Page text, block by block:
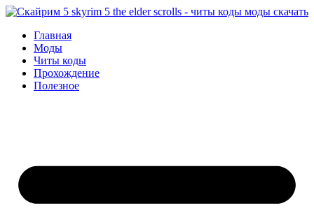
Перейти
содержимому
Главная
Моды
Читы коды
Прохождение
Полезное